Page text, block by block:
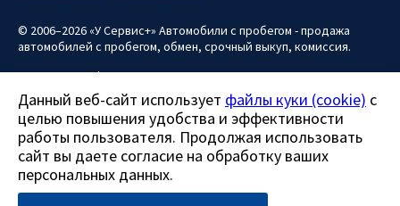
© 2006–2026 «У Сервис+» Автомобили с пробегом - продажа
автомобилей с пробегом, обмен, срочный выкуп, комиссия.
Политика конфиденциальности
Политика использования файлов куки (cookie)
Согласие на обработку персональных данных
Все права защищены.
Данный сайт носит информационно-справочный характер и ни
при каких условиях не является публичной офертой.
Данный веб-сайт использует файлы куки (cookie) с
целью повышения удобства и эффективности
работы пользователя. Продолжая использовать
сайт вы даете согласие на обработку ваших
персональных данных.